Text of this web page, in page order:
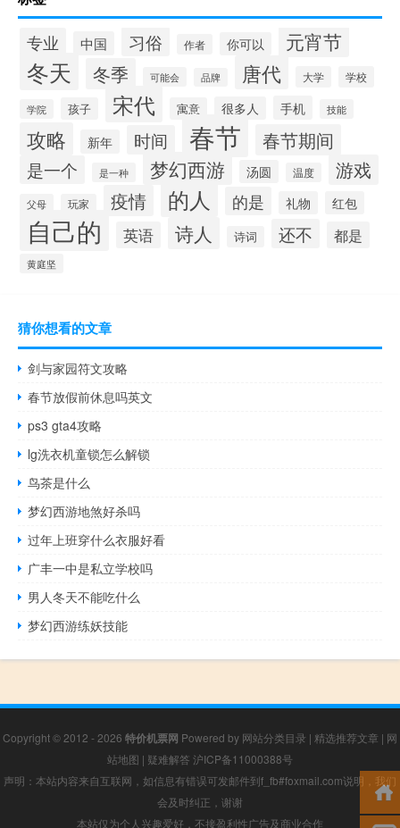
专业 中国 习俗 作者 你可以 元宵节
冬天 冬季 可能会 品牌 唐代 大学 学校
学院 孩子 宋代 寓意 很多人 手机 技能
攻略 新年 时间 春节 春节期间
是一个 是一种 梦幻西游 汤圆 温度 游戏
父母 玩家 疫情 的人 的是 礼物 红包
自己的 英语 诗人 诗词 还不 都是
黄庭坚
猜你想看的文章
剑与家园符文攻略
春节放假前休息吗英文
ps3 gta4攻略
lg洗衣机童锁怎么解锁
鸟茶是什么
梦幻西游地煞好杀吗
过年上班穿什么衣服好看
广丰一中是私立学校吗
男人冬天不能吃什么
梦幻西游练妖技能
Copyright © 2012 - 2026 特价机票网 Powered by 网站分类目录 | 精选推荐文章 | 网
站地图 | 疑难解答 沪ICP备11000388号
声明：本站内容来自互联网，如信息有错误可发邮件到f_fb#foxmail.com说明，我们
会及时纠正，谢谢
本站仅为个人兴趣爱好，不接盈利性广告及商业合作